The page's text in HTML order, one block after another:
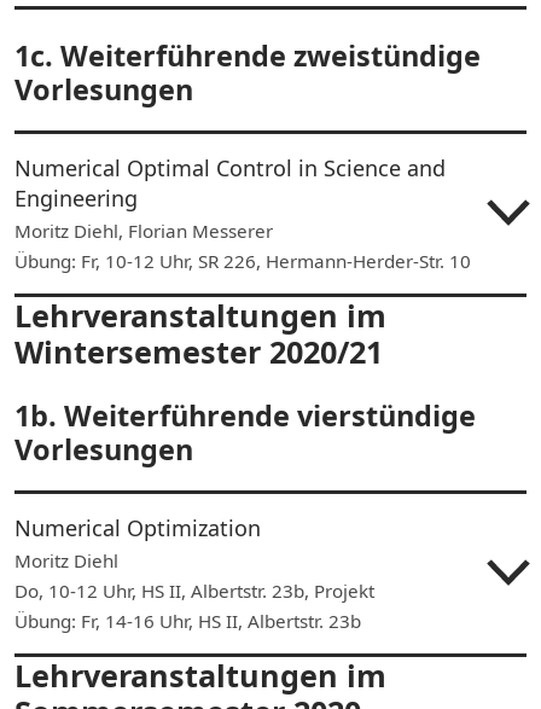
1c. Weiterführende zweistündige
Vorlesungen
Numerical Optimal Control in Science and
Engineering
Moritz Diehl, Florian Messerer
Übung: Fr, 10-12 Uhr, SR 226, Hermann-Herder-Str. 10
Lehrveranstaltungen im
Wintersemester 2020/21
1b. Weiterführende vierstündige
Vorlesungen
Numerical Optimization
Moritz Diehl
Do, 10-12 Uhr, HS II, Albertstr. 23b, Projekt
Übung: Fr, 14-16 Uhr, HS II, Albertstr. 23b
Lehrveranstaltungen im